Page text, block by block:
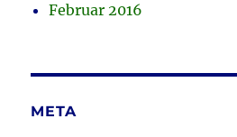
Februar 2016
META